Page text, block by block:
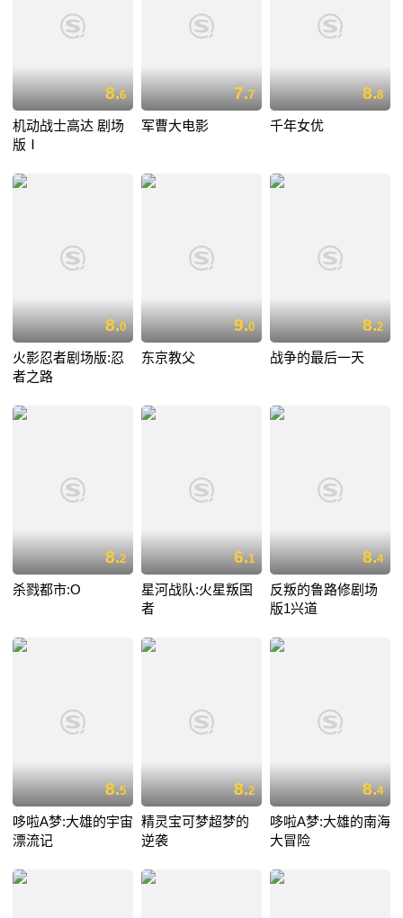
8.6
机动战士高达 剧场
版Ⅰ
7.7
军曹大电影
8.8
千年女优
8.0
火影忍者剧场版:忍
者之路
9.0
东京教父
8.2
战争的最后一天
8.2
杀戮都市:O
6.1
星河战队:火星叛国
者
8.4
反叛的鲁路修剧场
版1兴道
8.5
哆啦A梦:大雄的宇宙
漂流记
8.2
精灵宝可梦超梦的
逆袭
8.4
哆啦A梦:大雄的南海
大冒险